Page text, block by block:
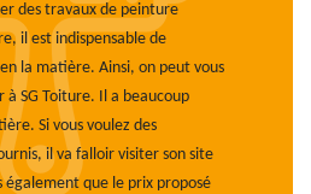
des travaux de peinture
il est indispensable de
la matière. Ainsi, on peut vous
à SG Toiture. Il a beaucoup
Si vous voulez des
il va falloir visiter son site
que le prix proposé